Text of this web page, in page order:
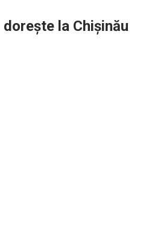
la Chișinău